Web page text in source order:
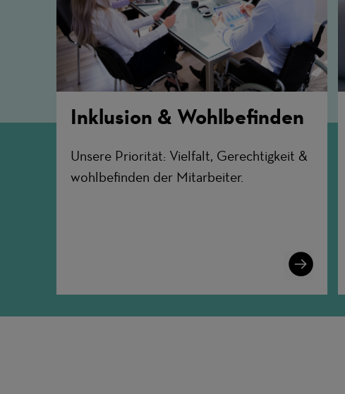
Inklusion & Wohlbefinden
Unsere Priorität: Vielfalt, Gerechtigkeit &
wohlbefinden der Mitarbeiter.
Learn
More